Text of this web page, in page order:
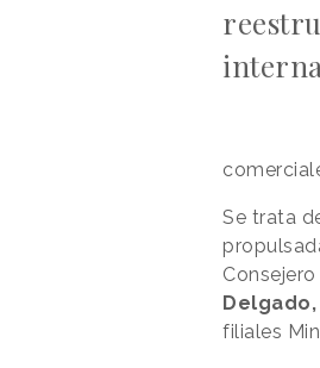
interna
Se trata
filiales